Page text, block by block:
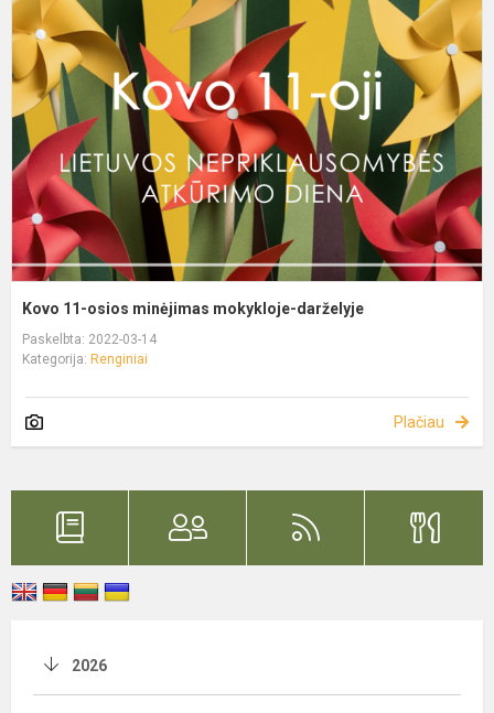
Kovo 11-osios minėjimas mokykloje-darželyje
Paskelbta: 2022-03-14
Kategorija: Renginiai
Plačiau
2026